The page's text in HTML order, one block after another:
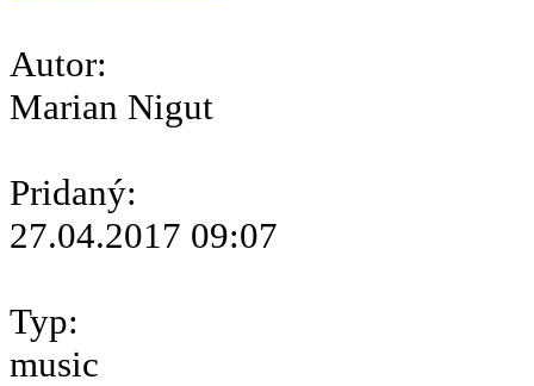
Autor:
Marian Nigut
Pridaný:
27.04.2017 09:07
Typ:
music